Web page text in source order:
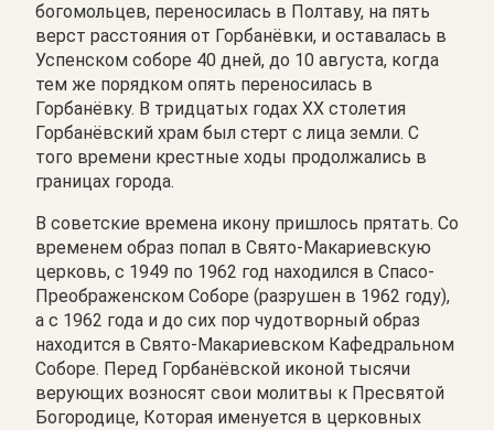
богомольцев, переносилась в Полтаву, на пять
верст расстояния от Горбанёвки, и оставалась в
Успенском соборе 40 дней, до 10 августа, когда
тем же порядком опять переносилась в
Горбанёвку. В тридцатых годах ХХ столетия
Горбанёвский храм был стерт с лица земли. С
того времени крестные ходы продолжались в
границах города.
В советские времена икону пришлось прятать. Со
временем образ попал в Свято-Макариевскую
церковь, с 1949 по 1962 год находился в Спасо-
Преображенском Соборе (разрушен в 1962 году),
а с 1962 года и до сих пор чудотворный образ
находится в Свято-Макариевском Кафедральном
Соборе. Перед Горбанёвской иконой тысячи
верующих возносят свои молитвы к Пресвятой
Богородице, Которая именуется в церковных